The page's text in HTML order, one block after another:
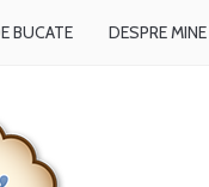
BUCATE DESPRE MINE